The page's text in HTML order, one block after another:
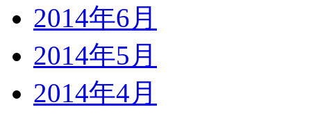
2014年6月
2014年5月
2014年4月